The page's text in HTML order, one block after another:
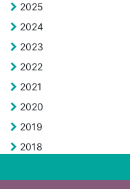
2025
2024
2023
2022
2021
2020
2019
2018